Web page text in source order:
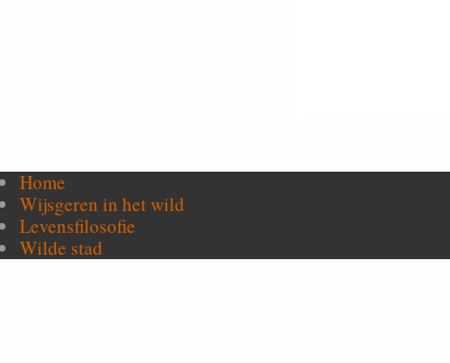
Home
Wijsgeren in het wild
Levensfilosofie
Wilde stad